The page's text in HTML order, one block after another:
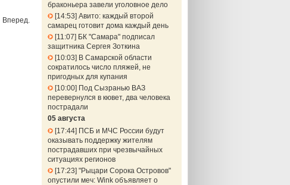
Вперед.
браконьера завели уголовное дело
14:53 Авито: каждый второй
самарец готовит дома каждый день
11:07
БК "Самара" подписал
защитника Сергея Зоткина
10:03
В Самарской области
сократилось число пляжей, не
пригодных для купания
10:00 Под Сызранью ВАЗ
перевернулся в кювет, два человека
пострадали
05 августа
17:44 ПСБ и МЧС России будут
оказывать поддержку жителям
пострадавших при чрезвычайных
ситуациях регионов
17:23 "Рыцари Сорока Островов"
опустили меч: Wink объявляет о